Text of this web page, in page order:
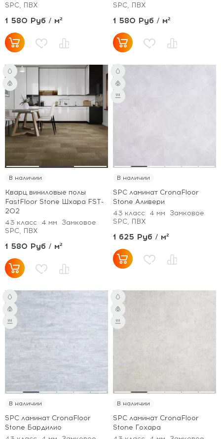
SPC, ПВХ
1 580 Руб / м²
SPC, ПВХ
1 580 Руб / м²
В наличии
Кварц виниловые полы
FastFloor Stone Шхара FST-
202
43 класс
4 мм
Замковое
SPC, ПВХ
1 580 Руб / м²
В наличии
SPC ламинат CronaFloor
Stone Аливери
43 класс
4 мм
Замковое
SPC, ПВХ
1 625 Руб / м²
В наличии
SPC ламинат CronaFloor
Stone Бардилио
В наличии
SPC ламинат CronaFloor
Stone Гохара